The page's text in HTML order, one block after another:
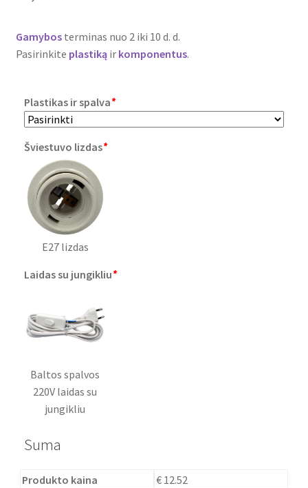
Plastiko rūšys
Wishlist
Gamybosterminas nuo 2 iki 10 d. d.
Pasirinkite plastikąir komponentus.
Plastikas ir spalva*
Šviestuvo lizdas*
E27 lizdas
Laidas su jungikliu*
Baltos spalvos
220V laidas su
jungikliu
Suma
Produkto kaina € 12.52